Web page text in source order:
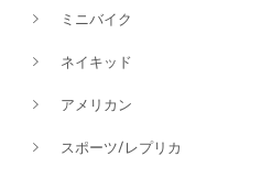
ミニバイク
ネイキッド
アメリカン
スポーツ/レプリカ